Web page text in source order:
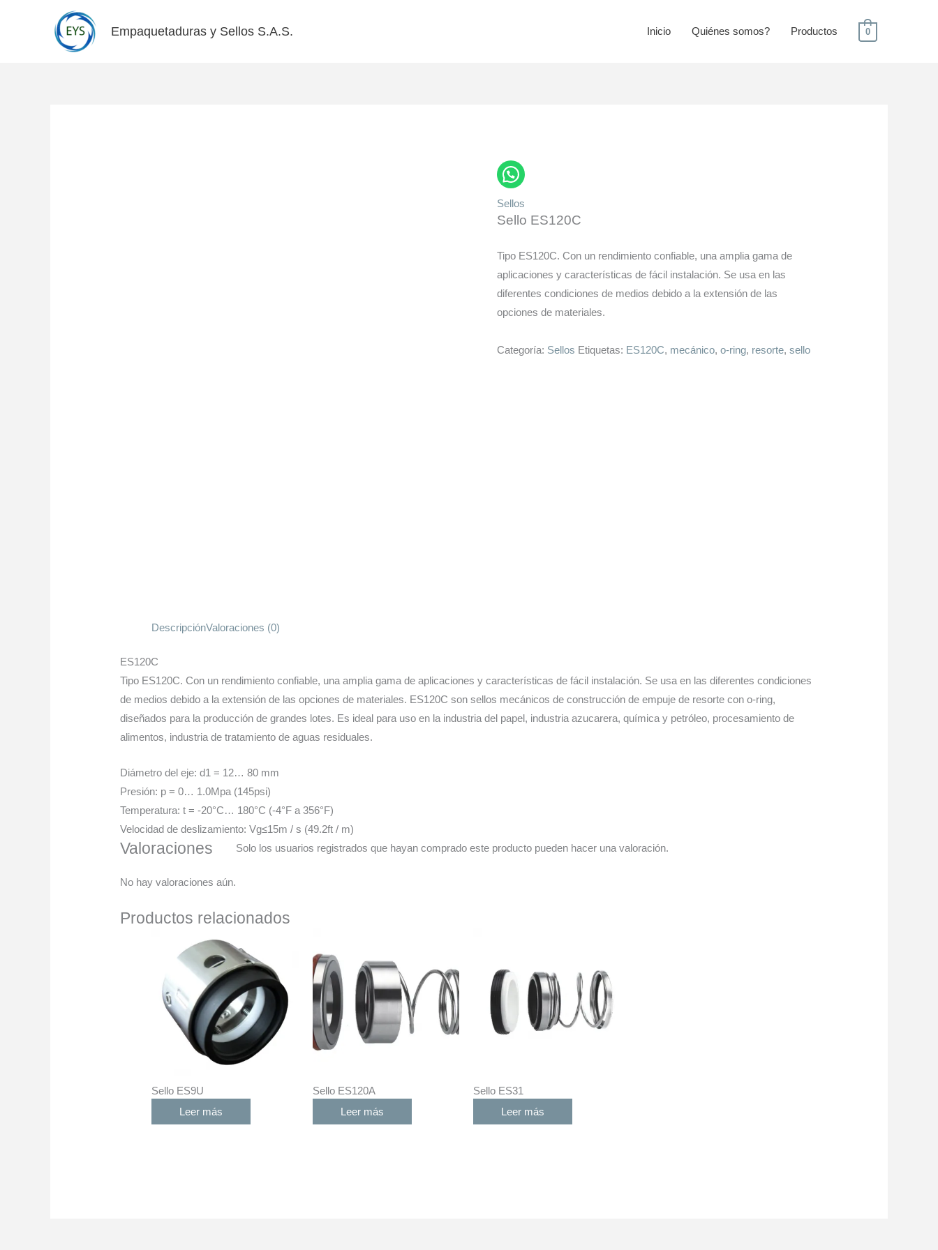
Empaquetaduras y Sellos S.A.S. Inicio Quiénes somos? Productos 0
Sellos
Sello ES120C
Tipo ES120C. Con un rendimiento confiable, una amplia gama de
aplicaciones y características de fácil instalación. Se usa en las
diferentes condiciones de medios debido a la extensión de las
opciones de materiales.
Categoría: Sellos Etiquetas: ES120C, mecánico, o-ring, resorte, sello
DescripciónValoraciones (0)
ES120C
Tipo ES120C. Con un rendimiento confiable, una amplia gama de aplicaciones y características de fácil instalación. Se usa en las diferentes condiciones
de medios debido a la extensión de las opciones de materiales. ES120C son sellos mecánicos de construcción de empuje de resorte con o-ring,
diseñados para la producción de grandes lotes. Es ideal para uso en la industria del papel, industria azucarera, química y petróleo, procesamiento de
alimentos, industria de tratamiento de aguas residuales.
Diámetro del eje: d1 = 12… 80 mm
Presión: p = 0… 1.0Mpa (145psi)
Temperatura: t = -20°C… 180°C (-4°F a 356°F)
Velocidad de deslizamiento: Vg≤15m / s (49.2ft / m)
Valoraciones
No hay valoraciones aún.
Solo los usuarios registrados que hayan comprado este producto pueden hacer una valoración.
Productos relacionados
Sello ES9U
Leer más
Sello ES120A
Leer más
Sello ES31
Leer más